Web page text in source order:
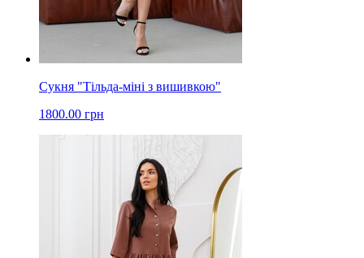
Сукня "Тільда-міні з вишивкою"
1800.00 грн